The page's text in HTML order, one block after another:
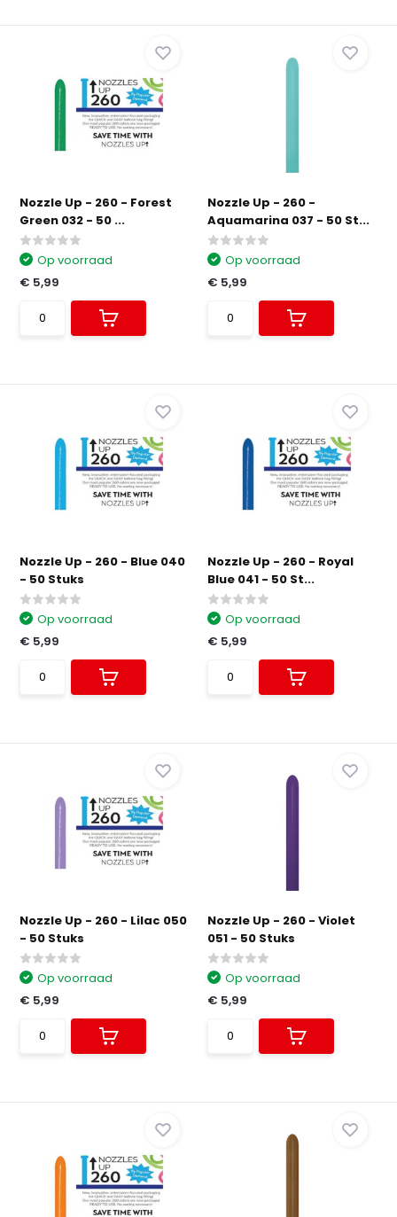
Nozzle Up - 260 - Forest
Green 032 - 50 ...
Op voorraad
€ 5,99
Nozzle Up - 260 -
Aquamarina 037 - 50 St...
Op voorraad
€ 5,99
Nozzle Up - 260 - Blue 040
- 50 Stuks
Op voorraad
€ 5,99
Nozzle Up - 260 - Royal
Blue 041 - 50 St...
Op voorraad
€ 5,99
Nozzle Up - 260 - Lilac 050
- 50 Stuks
Op voorraad
€ 5,99
Nozzle Up - 260 - Violet
051 - 50 Stuks
Op voorraad
€ 5,99